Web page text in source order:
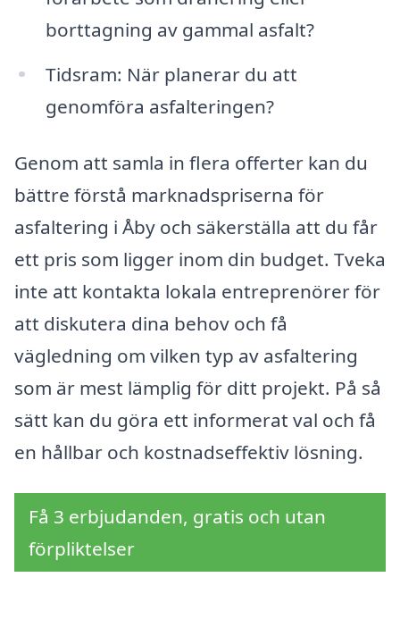
borttagning av gammal asfalt?
Tidsram: När planerar du att
genomföra asfalteringen?
Genom att samla in flera offerter kan du
bättre förstå marknadspriserna för
asfaltering i Åby och säkerställa att du får
ett pris som ligger inom din budget. Tveka
inte att kontakta lokala entreprenörer för
att diskutera dina behov och få
vägledning om vilken typ av asfaltering
som är mest lämplig för ditt projekt. På så
sätt kan du göra ett informerat val och få
en hållbar och kostnadseffektiv lösning.
Få 3 erbjudanden, gratis och utan
förpliktelser